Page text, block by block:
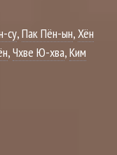
су,Пак Пён-ын,Хён
,Чхве Ю-хва,Ким